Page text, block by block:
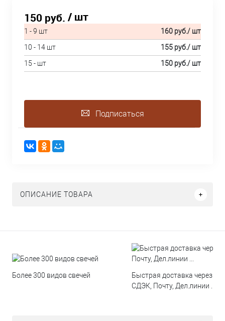
150 руб. / шт
1 - 9 шт 160 руб./ шт
10 - 14 шт
155 руб./ шт
15 - шт
150 руб./ шт
Подписаться
ОПИСАНИЕ ТОВАРА
Более 300 видов свечей
Быстрая доставка через
СДЭК, Почту, Дел.линии ...